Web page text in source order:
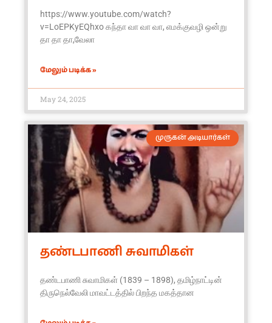
https://www.youtube.com/watch?
v=LoEPKyEQhxo கந்தா வா வா வா, எமக்குவழி ஒன்று
தா தா தா,வேலா
மேலும் படிக்க »
May 24, 2025
முருகன் அடியார்கள்
தண்டபாணி சுவாமிகள்
தண்டபாணி சுவாமிகள் (1839 – 1898), தமிழ்நாட்டின்
திருநெல்வேலி மாவட்டத்தில் பிறந்த மகத்தான